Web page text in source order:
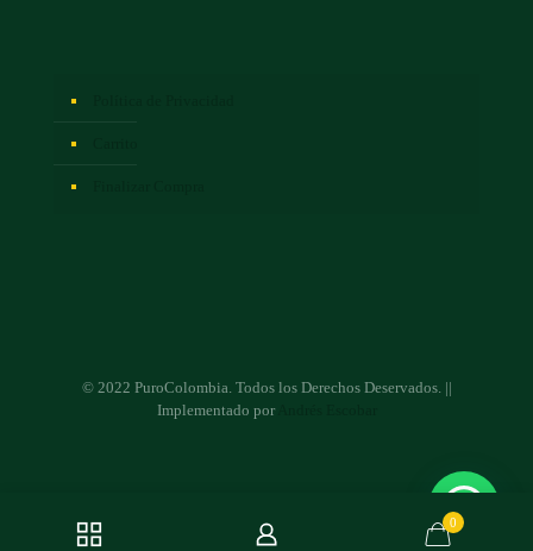
© 2022 PuroColombia. Todos los Derechos Deservados. ||
Implementado por
0